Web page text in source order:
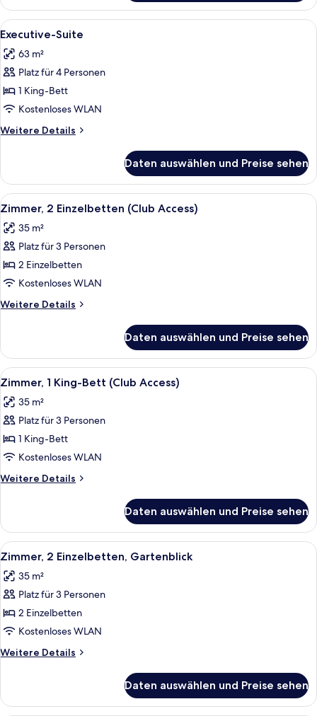
2 Einzelbetten
(Airport
View)
Alle
Fotos
für
Executive-
Suite
anzeigen
Ein Hotelzimmer mit einem Bett,
5
Executive-Suite
63 m²
Platz für 4 Personen
1 King-Bett
Kostenloses WLAN
Weitere Details
Weitere
Suite
Daten auswählen und Preise sehen
Alle
Fotos
für
Zimmer,
2 Einzelbetten
(Club
Access)
anzeigen
Ein Hotelzimmer mit Bett,
6
Zimmer, 2 Einzelbetten (Club Access)
35 m²
Platz für 3 Personen
2 Einzelbetten
Kostenloses WLAN
Weitere Details
Weitere
2 Einzelbetten
(Club
Access)
Daten auswählen und Preise sehen
Alle
Fotos
für
Zimmer,
1 King-
Bett
(Club
Access)
Ein Hotelzimmer mit Bett,
6
Zimmer, 1 King-Bett (Club Access)
35 m²
Platz für 3 Personen
1 King-Bett
Kostenloses WLAN
Weitere Details
Weitere
1 King-
Bett
(Club
Daten auswählen und Preise sehen
Alle
Fotos
für
Zimmer,
2 Einzelbetten,
Gartenblick
anzeigen
Ein Hotelzimmer mit zwei Betten,
5
Zimmer, 2 Einzelbetten, Gartenblick
35 m²
Platz für 3 Personen
2 Einzelbetten
Kostenloses WLAN
Weitere Details
Weitere
2 Einzelbetten,
Daten auswählen und Preise sehen